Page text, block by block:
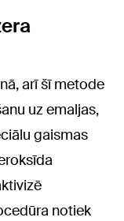
arī šī metode
uz emaljas,
gaismas
notiek